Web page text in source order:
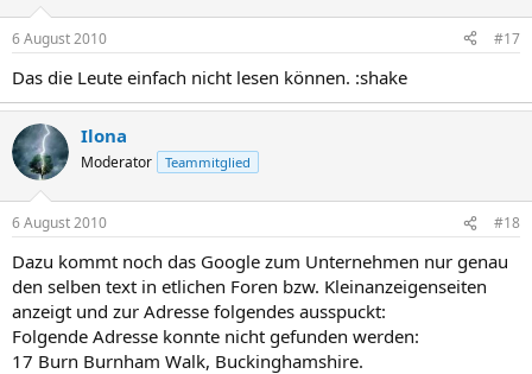
6 August 2010 #17
Das die Leute einfach nicht lesen können. :shake
Ilona
Moderator Teammitglied
6 August 2010 #18
Dazu kommt noch das Google zum Unternehmen nur genau
den selben text in etlichen Foren bzw. Kleinanzeigenseiten
anzeigt und zur Adresse folgendes ausspuckt:
Folgende Adresse konnte nicht gefunden werden:
17 Burn Burnham Walk, Buckinghamshire.